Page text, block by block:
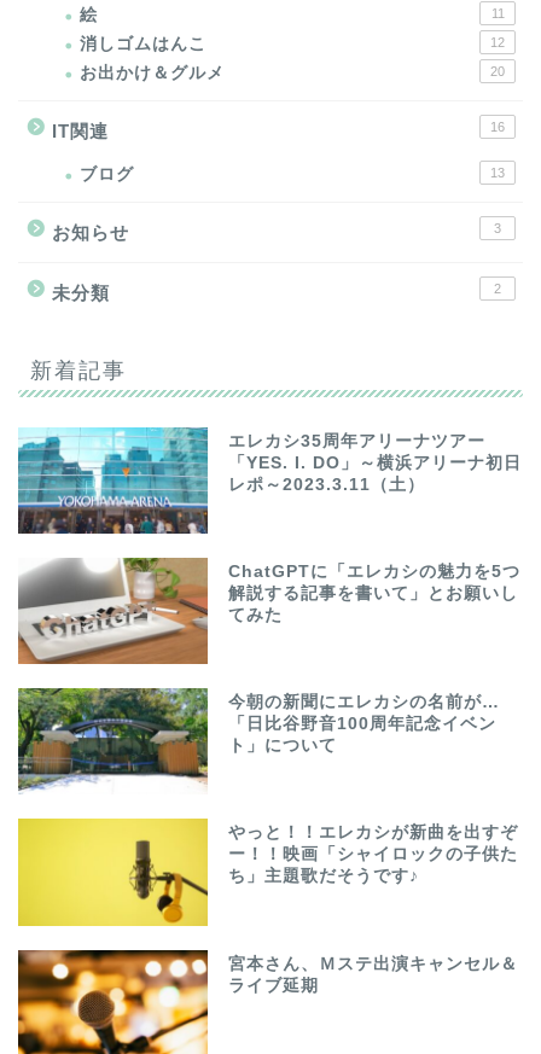
絵 11
消しゴムはんこ 12
お出かけ＆グルメ 20
IT関連 16
ブログ 13
お知らせ 3
未分類 2
新着記事
エレカシ35周年アリーナツアー
「YES. I. DO」～横浜アリーナ初日
レポ～2023.3.11（土）
ChatGPTに「エレカシの魅力を5つ
解説する記事を書いて」とお願いし
てみた
今朝の新聞にエレカシの名前が…
「日比谷野音100周年記念イベン
ト」について
やっと！！エレカシが新曲を出すぞ
ー！！映画「シャイロックの子供た
ち」主題歌だそうです♪
宮本さん、Ｍステ出演キャンセル＆
ライブ延期